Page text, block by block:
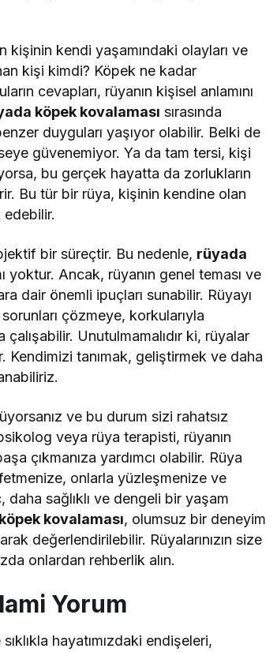
kişinin kendi yaşamındaki olayları ve
kişi kimdi? Köpek ne kadar
cevapları, rüyanın kişisel anlamını
köpek kovalaması sırasında
duyguları yaşıyor olabilir. Belki de
güvenemiyor. Ya da tam tersi, kişi
bu gerçek hayatta da zorlukların
Bu tür bir rüya, kişinin kendine olan
bir süreçtir. Bu nedenle, rüyada
yoktur. Ancak, rüyanın genel teması ve
dair önemli ipuçları sunabilir. Rüyayı
çözmeye, korkularıyla
Unutulmamalıdır ki, rüyalar
Kendimizi tanımak, geliştirmek ve daha
ve bu durum sizi rahatsız
veya rüya terapisti, rüyanın
çıkmanıza yardımcı olabilir. Rüya
onlarla yüzleşmenize ve
daha sağlıklı ve dengeli bir yaşam
kovalaması, olumsuz bir deneyim
değerlendirilebilir. Rüyalarınızın size
onlardan rehberlik alın.
Yorum
hayatımızdaki endişeleri,